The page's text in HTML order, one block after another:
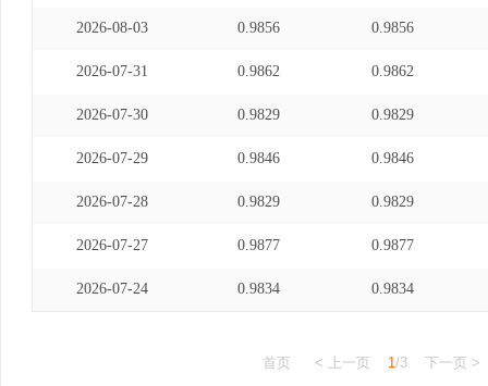
2026-08-03 0.9856 0.9856
2026-07-31 0.9862 0.9862
2026-07-30 0.9829 0.9829
2026-07-29 0.9846 0.9846
2026-07-28 0.9829 0.9829
2026-07-27 0.9877 0.9877
2026-07-24 0.9834 0.9834
首页 < 上一页 1/3 下一页 >